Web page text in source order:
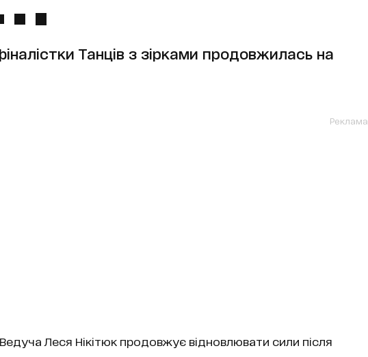
Танців з зірками продовжилась на
Реклама
Ведуча Леся Нікітюк продовжує відновлювати сили після